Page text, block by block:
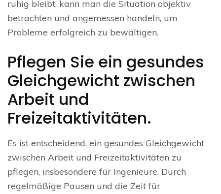
ruhig bleibt, kann man die Situation objektiv
betrachten und angemessen handeln, um
Probleme erfolgreich zu bewältigen.
Pflegen Sie ein gesundes
Gleichgewicht zwischen
Arbeit und
Freizeitaktivitäten.
Es ist entscheidend, ein gesundes Gleichgewicht
zwischen Arbeit und Freizeitaktivitäten zu
pflegen, insbesondere für Ingenieure. Durch
regelmäßige Pausen und die Zeit für